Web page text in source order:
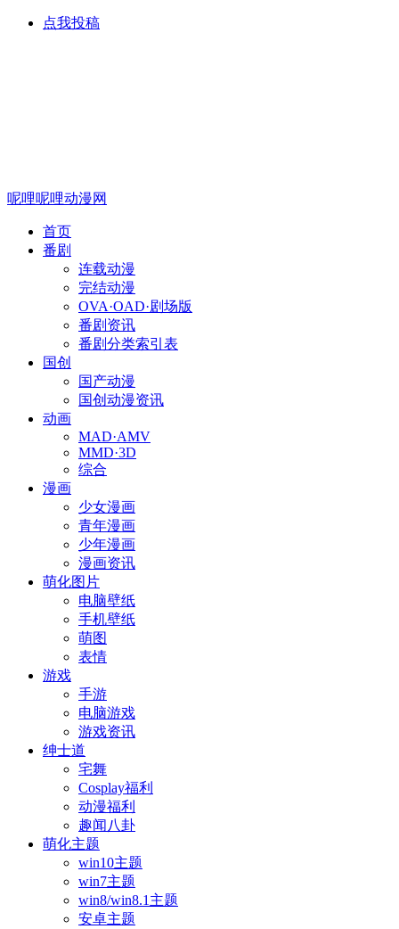
点我投稿
呢哩呢哩动漫网
首页
番剧
连载动漫
完结动漫
OVA·OAD·剧场版
番剧资讯
番剧分类索引表
国创
国产动漫
国创动漫资讯
动画
MAD·AMV
MMD·3D
综合
漫画
少女漫画
青年漫画
少年漫画
漫画资讯
萌化图片
电脑壁纸
手机壁纸
萌图
表情
游戏
手游
电脑游戏
游戏资讯
绅士道
宅舞
Cosplay福利
动漫福利
趣闻八卦
萌化主题
win10主题
win7主题
win8/win8.1主题
安卓主题